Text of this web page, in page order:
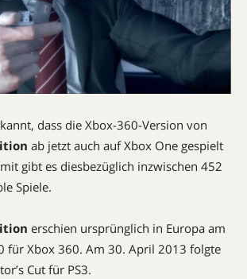
dass die Xbox-360-Version von
ab jetzt auch auf Xbox One gespielt
gibt es diesbezüglich inzwischen 452
Spiele.
erschien ursprünglich in Europa am
für Xbox 360. Am 30. April 2013 folgte
Cut für PS3.